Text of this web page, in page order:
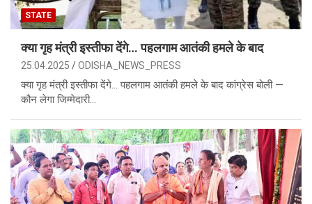
STATE
क्या गृह मंत्री इस्तीफा देंगे… पहलगाम आतंकी हमले के बाद
25.04.2025 ODISHA_NEWS_PRESS
क्या गृह मंत्री इस्तीफा देंगे… पहलगाम आतंकी हमले के बाद कांग्रेस बोली —
कौन लेगा जिम्मेदारी…